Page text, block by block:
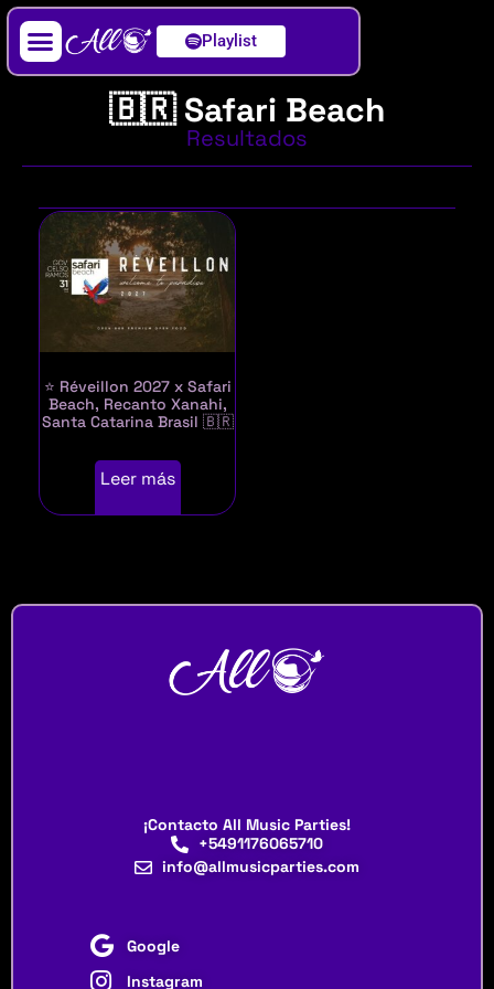
Playlist
🇧🇷 Safari Beach
Resultados
⭐ Réveillon 2027 x Safari
Beach, Recanto Xanahi,
Santa Catarina Brasil 🇧🇷
Leer más
¡Contacto All Music Parties!
+5491176065710
info@allmusicparties.com
Google
Instagram